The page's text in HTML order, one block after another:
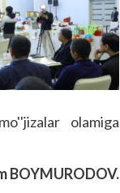
olamiga
BOYMURODOV.